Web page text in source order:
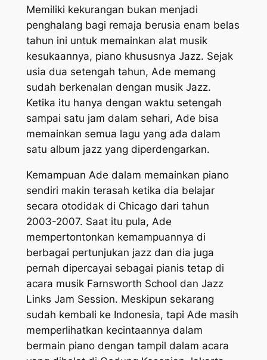
Memiliki kekurangan bukan menjadi
penghalang bagi remaja berusia enam belas
tahun ini untuk memainkan alat musik
kesukaannya, piano khususnya Jazz. Sejak
usia dua setengah tahun, Ade memang
sudah berkenalan dengan musik Jazz.
Ketika itu hanya dengan waktu setengah
sampai satu jam dalam sehari, Ade bisa
memainkan semua lagu yang ada dalam
satu album jazz yang diperdengarkan.
Kemampuan Ade dalam memainkan piano
sendiri makin terasah ketika dia belajar
secara otodidak di Chicago dari tahun
2003-2007. Saat itu pula, Ade
mempertontonkan kemampuannya di
berbagai pertunjukan jazz dan dia juga
pernah dipercayai sebagai pianis tetap di
acara musik Farnsworth School dan Jazz
Links Jam Session. Meskipun sekarang
sudah kembali ke Indonesia, tapi Ade masih
memperlihatkan kecintaannya dalam
bermain piano dengan tampil dalam acara